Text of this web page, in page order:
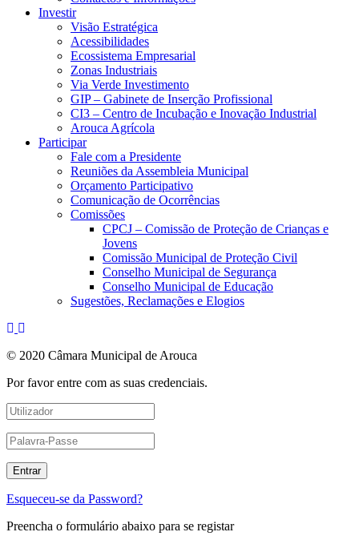
Investir
Visão Estratégica
Acessibilidades
Ecossistema Empresarial
Zonas Industriais
Via Verde Investimento
GIP – Gabinete de Inserção Profissional
CI3 – Centro de Incubação e Inovação Industrial
Arouca Agrícola
Participar
Fale com a Presidente
Reuniões da Assembleia Municipal
Orçamento Participativo
Comunicação de Ocorrências
Comissões
CPCJ – Comissão de Proteção de Crianças e
Jovens
Comissão Municipal de Proteção Civil
Conselho Municipal de Segurança
Conselho Municipal de Educação
Sugestões, Reclamações e Elogios
© 2020 Câmara Municipal de Arouca
Por favor entre com as suas credenciais.
Esqueceu-se da Password?
Preencha o formulário abaixo para se registar